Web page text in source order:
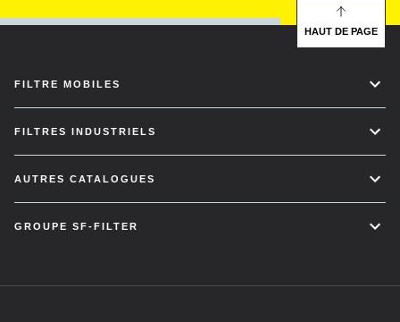
FILTRE MOBILES
FILTRES INDUSTRIELS
AUTRES CATALOGUES
GROUPE SF-FILTER
HAUT DE PAGE